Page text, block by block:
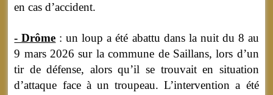
en cas d’accident.
- Drôme : un loup a été abattu dans la nuit du 8 au
9 mars 2026 sur la commune de Saillans, lors d’un
tir de défense, alors qu’il se trouvait en situation
d’attaque face à un troupeau. L’intervention a été